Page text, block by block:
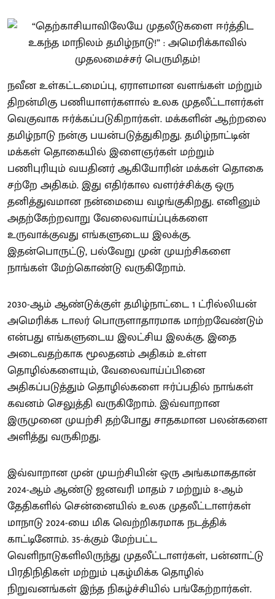
நவீன உள்கட்டமைப்பு, ஏராளமான வளங்கள் மற்றும்
திறன்மிகு பணியாளர்களால் உலக முதலீட்டாளர்கள்
வெகுவாக ஈர்க்கப்படுகிறார்கள். மக்களின் ஆற்றலை
தமிழ்நாடு நன்கு பயன்படுத்துகிறது. தமிழ்நாட்டின்
மக்கள் தொகையில் இளைஞர்கள் மற்றும்
பணிபுரியும் வயதினர் ஆகியோரின் மக்கள் தொகை
சற்றே அதிகம். இது எதிர்கால வளர்ச்சிக்கு ஒரு
தனித்துவமான நன்மையை வழங்குகிறது. எனினும்
அதற்கேற்றவாறு வேலைவாய்ப்புக்களை
உருவாக்குவது எங்களுடைய இலக்கு.
இதன்பொருட்டு, பல்வேறு முன் முயற்சிகளை
நாங்கள் மேற்கொண்டு வருகிறோம்.
2030-ஆம் ஆண்டுக்குள் தமிழ்நாட்டை 1 ட்ரில்லியன்
அமெரிக்க டாலர் பொருளாதாரமாக மாற்றவேண்டும்
என்பது எங்களுடைய இலட்சிய இலக்கு. இதை
அடைவதற்காக மூலதனம் அதிகம் உள்ள
தொழில்களையும், வேலைவாய்ப்பினை
அதிகப்படுத்தும் தொழில்களை ஈர்ப்பதில் நாங்கள்
கவனம் செலுத்தி வருகிறோம். இவ்வாறான
இருமுனை முயற்சி தற்போது சாதகமான பலன்களை
அளித்து வருகிறது.
இவ்வாறான முன் முயற்சியின் ஒரு அங்கமாகதான்
2024-ஆம் ஆண்டு ஜனவரி மாதம் 7 மற்றும் 8-ஆம்
தேதிகளில் சென்னையில் உலக முதலீட்டாளர்கள்
மாநாடு 2024-யை மிக வெற்றிகரமாக நடத்திக்
காட்டினோம். 35-க்கும் மேற்பட்ட
வெளிநாடுகளிலிருந்து முதலீட்டாளர்கள், பன்னாட்டு
பிரதிநிதிகள் மற்றும் புகழ்மிக்க தொழில்
நிறுவனங்கள் இந்த நிகழ்ச்சியில் பங்கேற்றார்கள்.